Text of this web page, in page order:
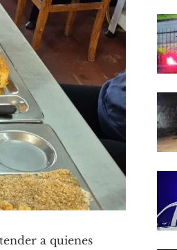
a quienes